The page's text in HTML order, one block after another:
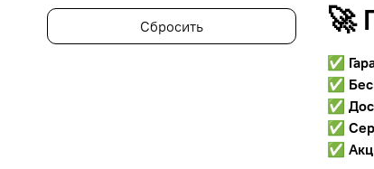
🚀
✅
✅
✅
✅
✅
Сбросить